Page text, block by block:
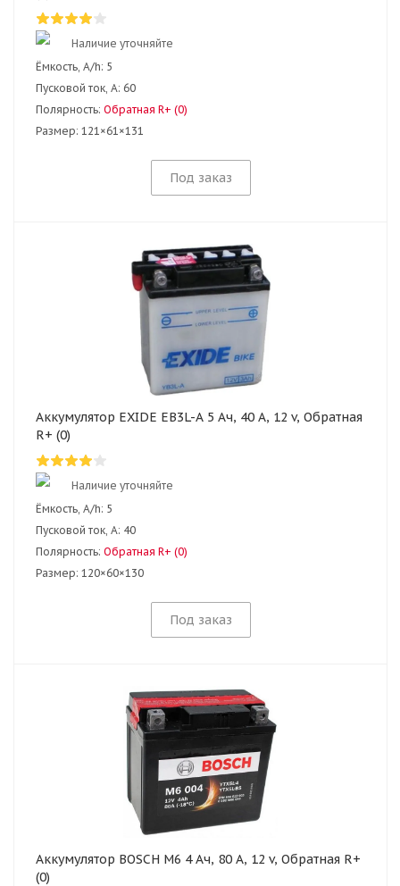
Наличие уточняйте
Ёмкость, A/h: 5
Пусковой ток, А: 60
Полярность: Обратная R+ (0)
Размер: 121×61×131
Под заказ
Аккумулятор EXIDE EB3L-A 5 Ач, 40 А, 12 v, Обратная
R+ (0)
Наличие уточняйте
Ёмкость, A/h: 5
Пусковой ток, А: 40
Полярность: Обратная R+ (0)
Размер: 120×60×130
Под заказ
Аккумулятор BOSCH M6 4 Ач, 80 А, 12 v, Обратная R+
(0)